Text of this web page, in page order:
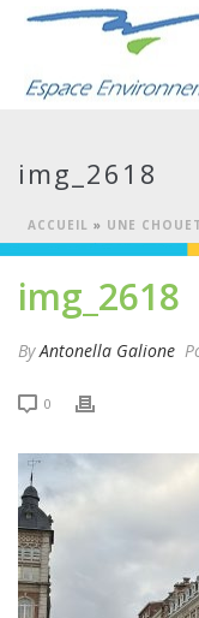
img_2618
ACCUEIL » UNE
img_2618
ByAntonella Galione
0